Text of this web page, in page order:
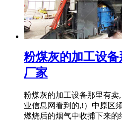
粉煤灰的加工设
厂家
粉煤灰的加工设备那里有
业信息网看到的,!）中原区
燃烧后的烟气中收捕下来